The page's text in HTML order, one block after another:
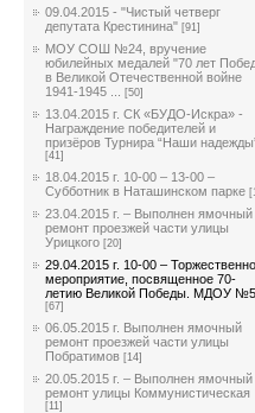
09.04.2015 - "Чистый четверг
депутата Крестинина" [91]
МОУ СОШ №24, вручение
юбилейных медалей "70 лет
в Великой Отечественной войне
1941-1945 ...
[50]
13.04.2015 г. СК «БУДО-Искра» -
Награждение победителей и
призёров Турнира “Наши
[41]
18.04.2015 г. 10-00 – 13-00 –
Субботник в Наташинском парке
23.04.2015 г. – Выполнен ямочный
ремонт проезжей части улицы
Урицкого [20]
29.04.2015 г. 10-00 –
мероприятие, посвященное 70-
летию Великой Победы. МДОУ
[67]
06.05.2015 г. Выполнен ямочный
ремонт проезжей части улицы
Побратимов [14]
20.05.2015 г. – Выполнен ямочный
ремонт улицы Коммунистическая
[11]